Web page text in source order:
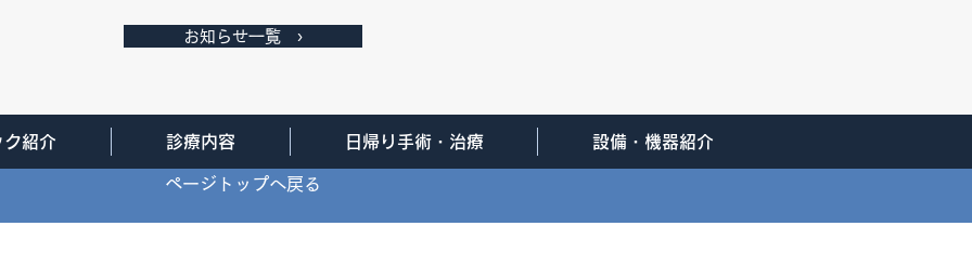
お知らせ一覧 ›
ク紹介 診療内容 日帰り手術・治療 設備・機器紹介
ページトップへ戻る